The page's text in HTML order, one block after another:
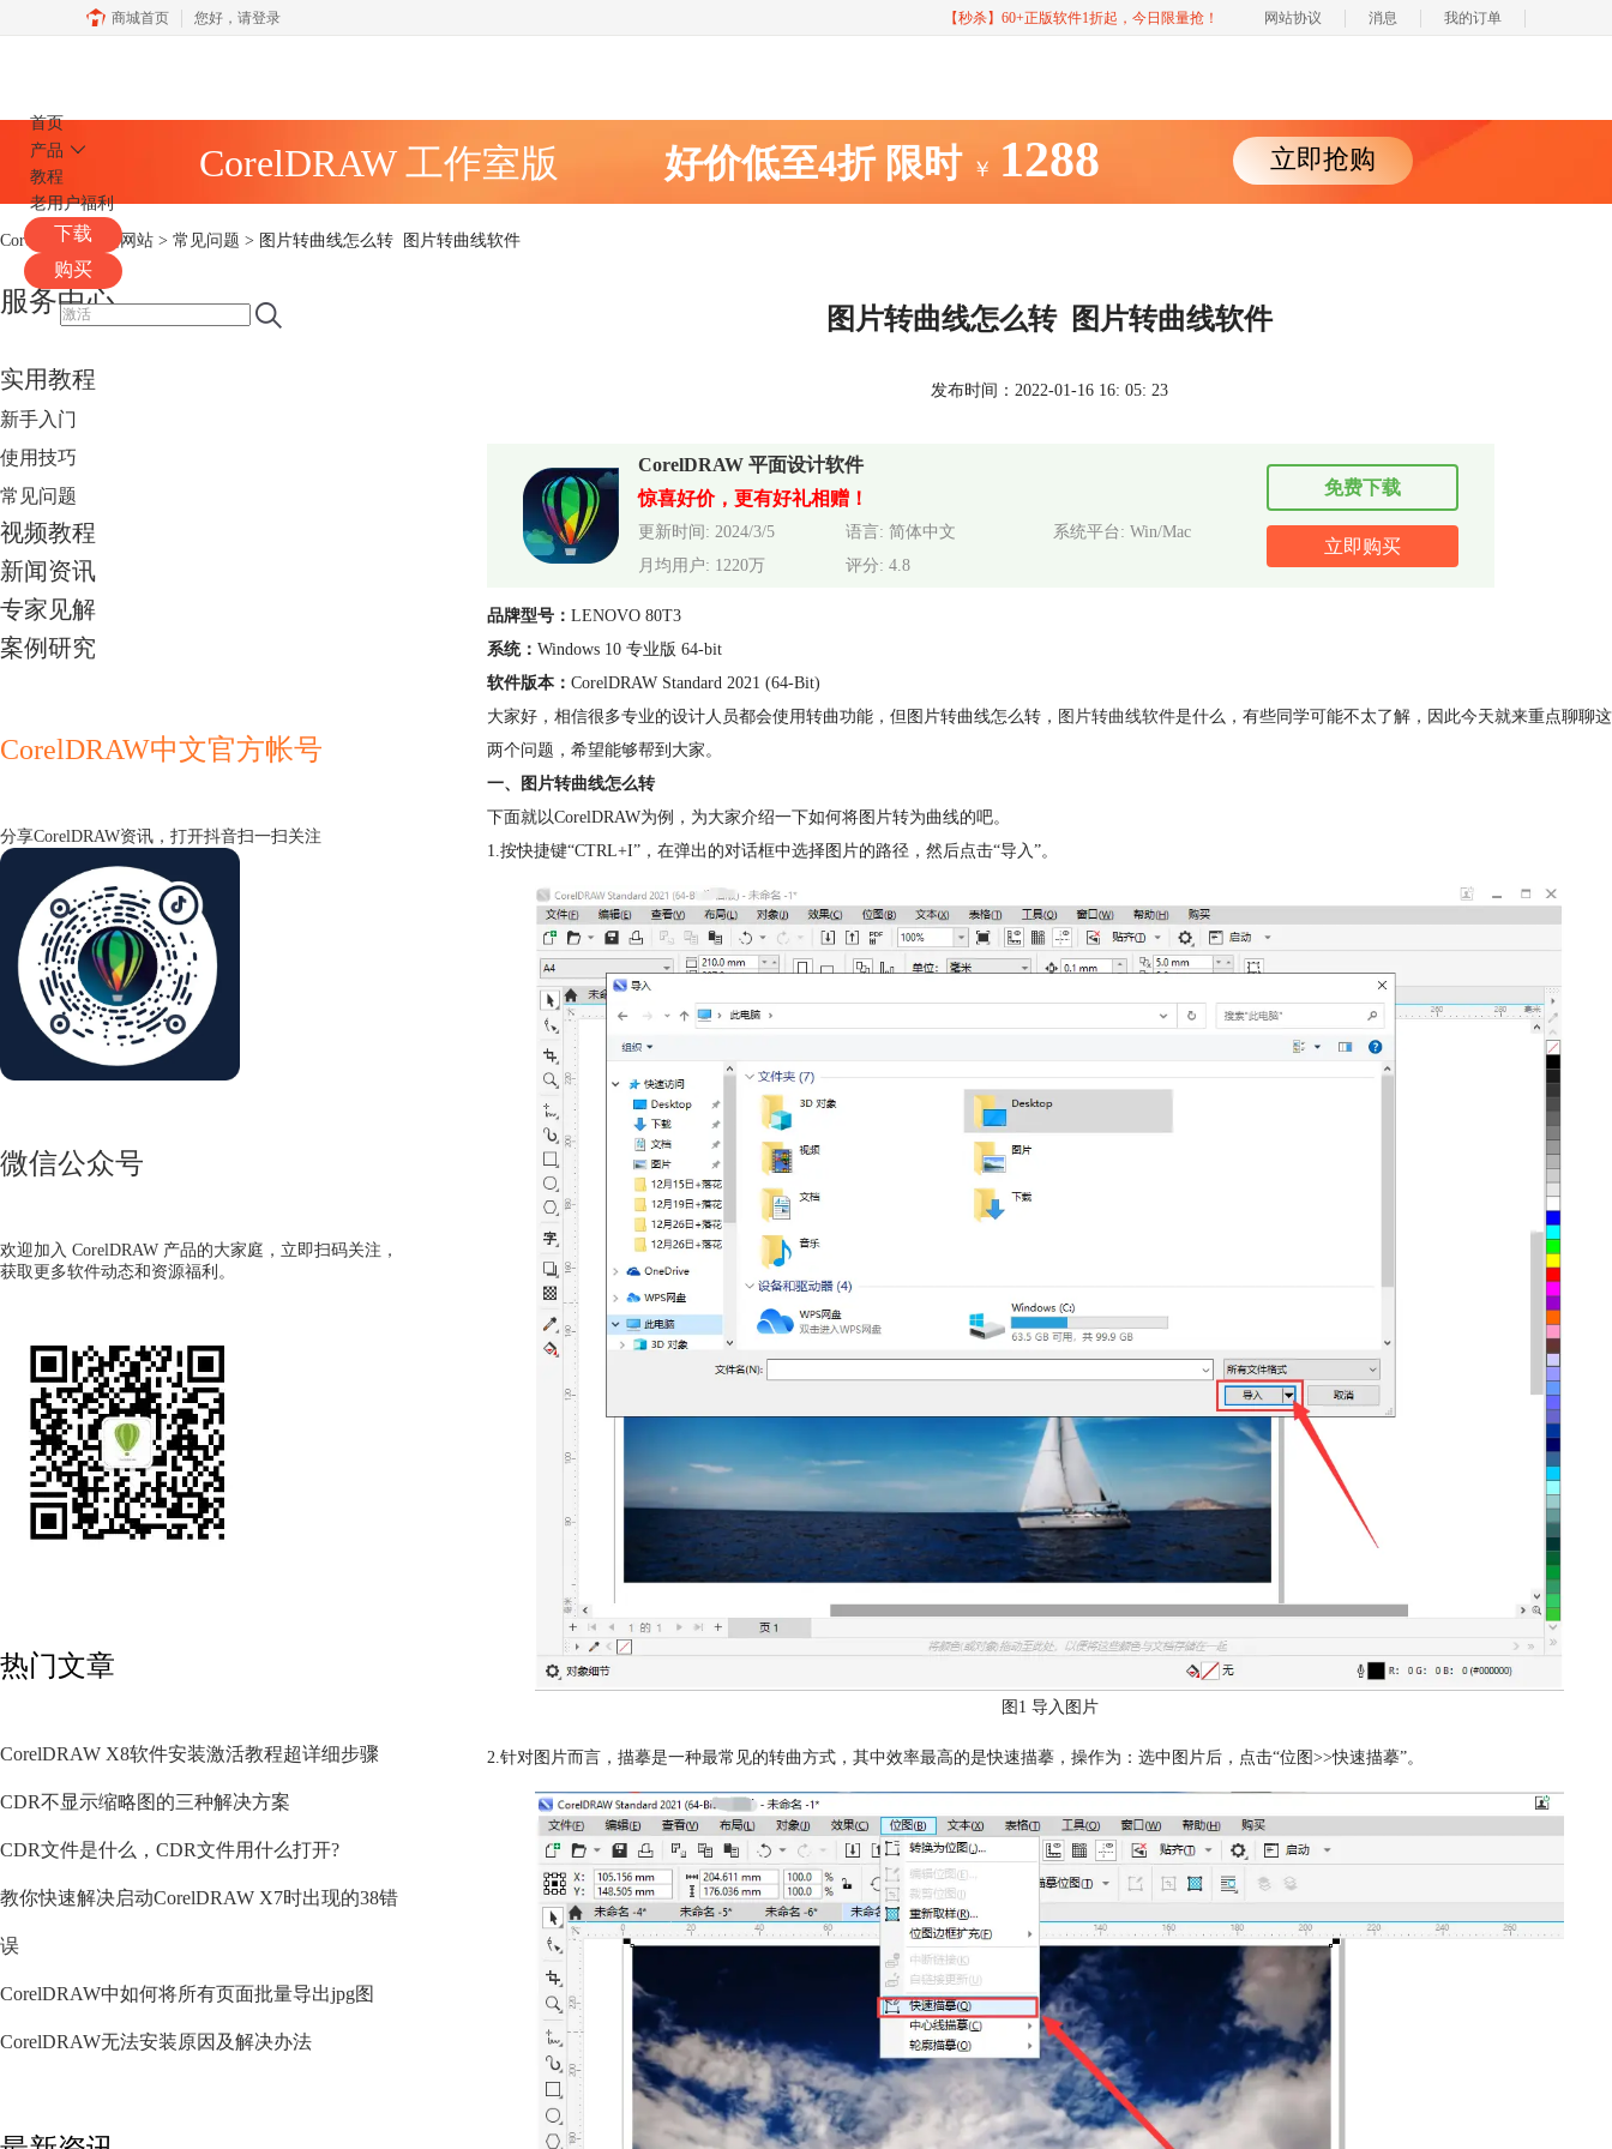
商城首页 您好， 请登录 【秒杀】60+正版软件1折起，今日限量抢！ 网站协议 消息 我的订单
首页
产品
教程
老用户福利
下载
购买
CorelDRAW 工作室版 好价低至4折 限时 ￥ 1288 立即抢购
CorelDRAW中文网站 > 常见问题 > 图片转曲线怎么转 图片转曲线软件
服务中心
实用教程
新手入门
使用技巧
常见问题
视频教程
新闻资讯
专家见解
案例研究
CorelDRAW中文官方帐号
分享CorelDRAW资讯，打开抖音扫一扫关注
微信公众号
欢迎加入 CorelDRAW 产品的大家庭，立即扫码关注，
获取更多软件动态和资源福利。
热门文章
CorelDRAW X8软件安装激活教程超详细步骤
CDR不显示缩略图的三种解决方案
CDR文件是什么，CDR文件用什么打开?
教你快速解决启动CorelDRAW X7时出现的38错
误
CorelDRAW中如何将所有页面批量导出jpg图
CorelDRAW无法安装原因及解决办法
图片转曲线怎么转 图片转曲线软件
发布时间：2022-01-16 16: 05: 23
CorelDRAW 平面设计软件
惊喜好价，更有好礼相赠！
更新时间: 2024/3/5 语言: 简体中文
系统平台: Win/Mac
月均用户: 1220万
评分: 4.8
免费下载
立即购买
品牌型号： LENOVO 80T3
系统： Windows 10 专业版 64-bit
软件版本： CorelDRAW Standard 2021 (64-Bit)
大家好，相信很多专业的设计人员都会使用转曲功能，但图片转曲线怎么转， 图片转曲线软件是什么，有些同学可能不太了解，因此今天就来重点聊聊这
两个问题，希望能够帮到大家。
一、图片转曲线怎么转
下面就以CorelDRAW为例，为大家介绍一下如何将图片转为曲线的吧。
1.按快捷键“CTRL+I”，在弹出的对话框中选择图片的路径，然后点击“导入”。
图1 导入图片
2.针对图片而言，描摹是一种最常见的转曲方式，其中效率最高的是快速描摹，操作为：选中图片后，点击“位图>>快速描摹”。